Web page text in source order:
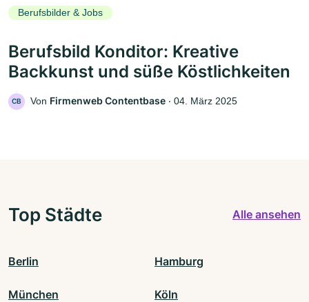
Berufsbilder & Jobs
Berufsbild Konditor: Kreative
Backkunst und süße Köstlichkeiten
CB Von Firmenweb Contentbase ‧ 04. März 2025
Top Städte Alle ansehen
Berlin Hamburg
München Köln